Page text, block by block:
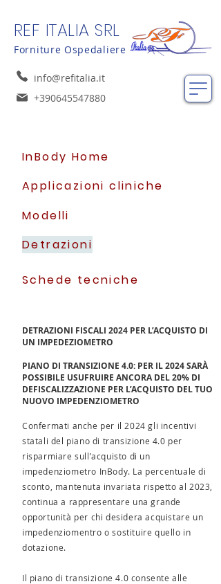
Forniture Ospedaliere
+390645547880
info@refitalia.it
REF ITALIA SRL
InBody Home
Applicazioni cliniche
Modelli
Detrazioni
Schede tecniche
DETRAZIONI FISCALI 2024 PER L’ACQUISTO DI
UN IMPEDEZIOMETRO
PIANO DI TRANSIZIONE 4.0: PER IL 2024 SARÀ
POSSIBILE USUFRUIRE ANCORA DEL 20% DI
DEFISCALIZZAZIONE PER L’ACQUISTO DEL TUO
NUOVO IMPEDENZIOMETRO
Confermati anche per il 2024 gli incentivi
statali del piano di transizione 4.0 per
risparmiare sull’acquisto di un
impedenziometro InBody. La percentuale di
sconto, mantenuta invariata rispetto al 2023,
continua a rappresentare una grande
opportunità per chi desidera acquistare un
impedenziomentro o sostituire quello in
dotazione.
Il piano di transizione 4.0 consente alle